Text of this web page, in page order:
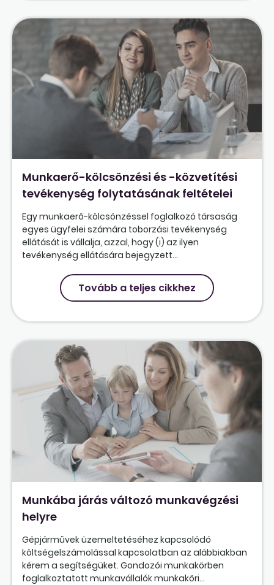
Munkaerő-kölcsönzési és -közvetítési
tevékenység folytatásának feltételei
Egy munkaerő-kölcsönzéssel foglalkozó társaság
egyes ügyfelei számára toborzási tevékenység
ellátását is vállalja, azzal, hogy (i) az ilyen
tevékenység ellátására bejegyzett...
Tovább a teljes cikkhez
Munkába járás változó munkavégzési
helyre
Gépjárművek üzemeltetéséhez kapcsolódó
költségelszámolással kapcsolatban az alábbiakban
kérem a segítségüket. Gondozói munkakörben
foglalkoztatott munkavállalók munkaköri...